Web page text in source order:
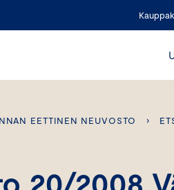
EETTINEN NEUVOSTO ›
20/2008